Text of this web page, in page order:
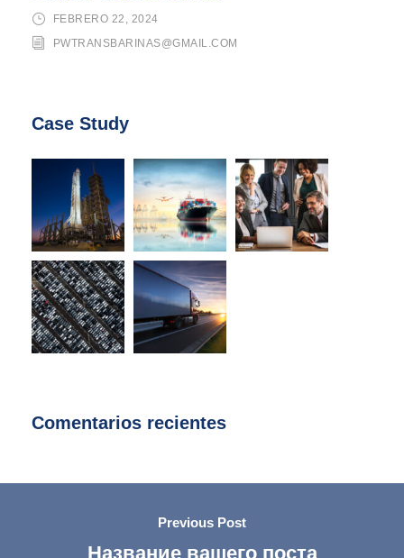
FEBRERO 22, 2024
PWTRANSBARINAS@GMAIL.COM
Case Study
Comentarios recientes
Previous Post
Название вашего поста